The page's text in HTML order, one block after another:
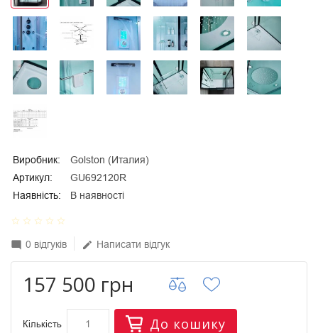
Виробник:
Golston (Италия)
Артикул:
GU692120R
Наявність:
В наявності
star_border star_border star_border star_border star_border
mode_comment 0 відгуків edit Написати відгук
157 500 грн
Кількість До кошику